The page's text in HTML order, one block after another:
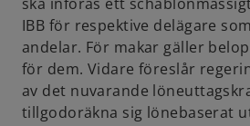
IBB för respektive delägare
andelar. För makar gäller
för dem. Vidare föreslår
av det nuvarande
tillgodoräkna sig lönebaserat